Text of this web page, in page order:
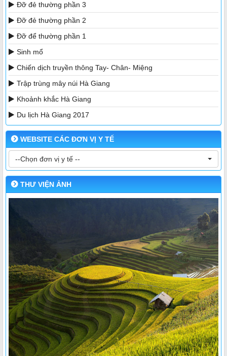
Đỡ đẻ thường phần 3
Đỡ đẻ thường phần 2
Đỡ để thường phần 1
Sinh mổ
Chiến dịch truyền thông Tay- Chân- Miệng
Trập trùng mây núi Hà Giang
Khoảnh khắc Hà Giang
Du lịch Hà Giang 2017
WEBSITE CÁC ĐƠN VỊ Y TẾ
--Chọn đơn vị y tế --
THƯ VIỆN ẢNH